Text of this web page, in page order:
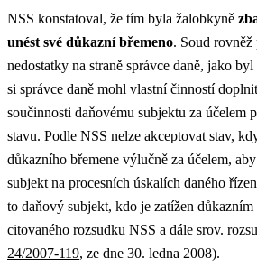
NSS konstatoval, že tím byla žalobkyně
unést své důkazní břemeno. Soud rovněž
nedostatky na straně správce daně, jako
si správce daně mohl vlastní činností
součinnosti daňovému subjektu za účelem
stavu. Podle NSS nelze akceptovat stav,
důkazního břemene výlučně za účelem,
subjekt na procesních úskalích daného
to daňový subjekt, kdo je zatížen
citovaného rozsudku NSS a dále srov.
24/2007-119, ze dne 30. ledna 2008).